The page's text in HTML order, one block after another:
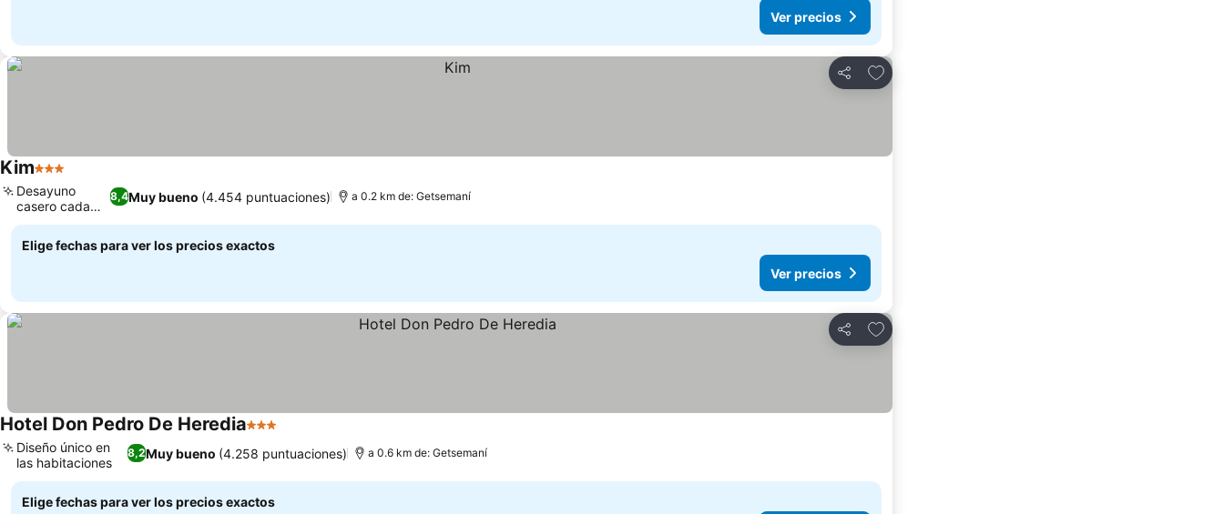
Ver precios
Compartir
Agregar a favoritos
Kim3 Estrellas
8,4Muy bueno (4.454 puntuaciones)
Desayuno
casero cada
día
a 0.2 km de: Getsemaní
Elige fechas para ver los precios exactos
Ver precios
Compartir
Agregar a favoritos
Hotel Don Pedro De Heredia3 Estrellas
8,2Muy bueno (4.258 puntuaciones)
Diseño único en
las habitaciones
a 0.6 km de: Getsemaní
Elige fechas para ver los precios exactos